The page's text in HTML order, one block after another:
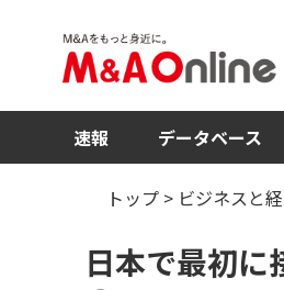
速報 データベース
トップ > ビジネスと
日本で最初に